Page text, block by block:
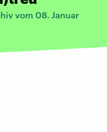
vom 08. Januar